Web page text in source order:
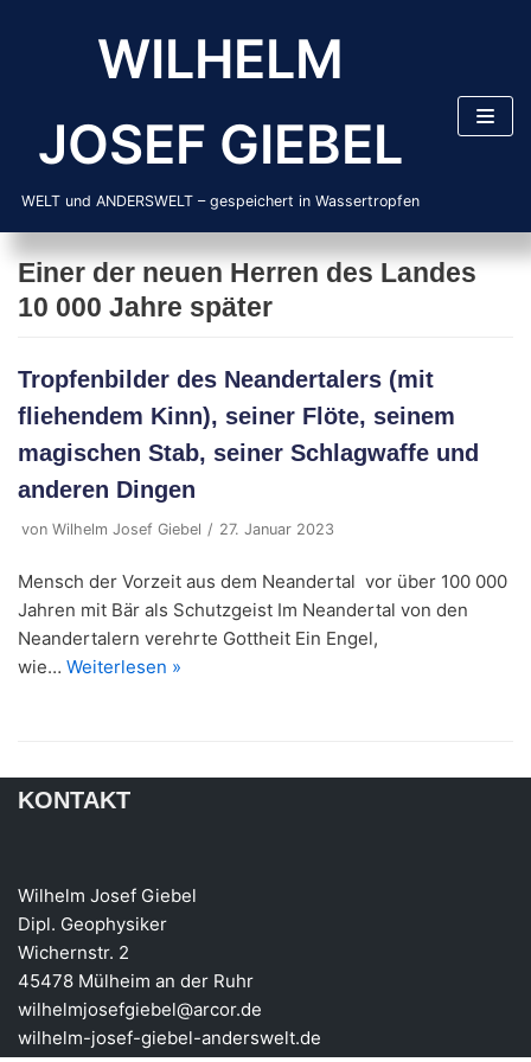
WILHELM
JOSEF GIEBEL
WELT und ANDERSWELT – gespeichert in Wassertropfen
Einer der neuen Herren des Landes
10 000 Jahre später
Tropfenbilder des Neandertalers (mit
fliehendem Kinn), seiner Flöte, seinem
magischen Stab, seiner Schlagwaffe und
anderen Dingen
von Wilhelm Josef Giebel 27. Januar 2023
Mensch der Vorzeit aus dem Neandertal vor über 100 000
Jahren mit Bär als Schutzgeist Im Neandertal von den
Neandertalern verehrte Gottheit Ein Engel,
wie… Weiterlesen »
KONTAKT
Wilhelm Josef Giebel
Dipl. Geophysiker
Wichernstr. 2
45478 Mülheim an der Ruhr
wilhelmjosefgiebel@arcor.de
wilhelm-josef-giebel-anderswelt.de